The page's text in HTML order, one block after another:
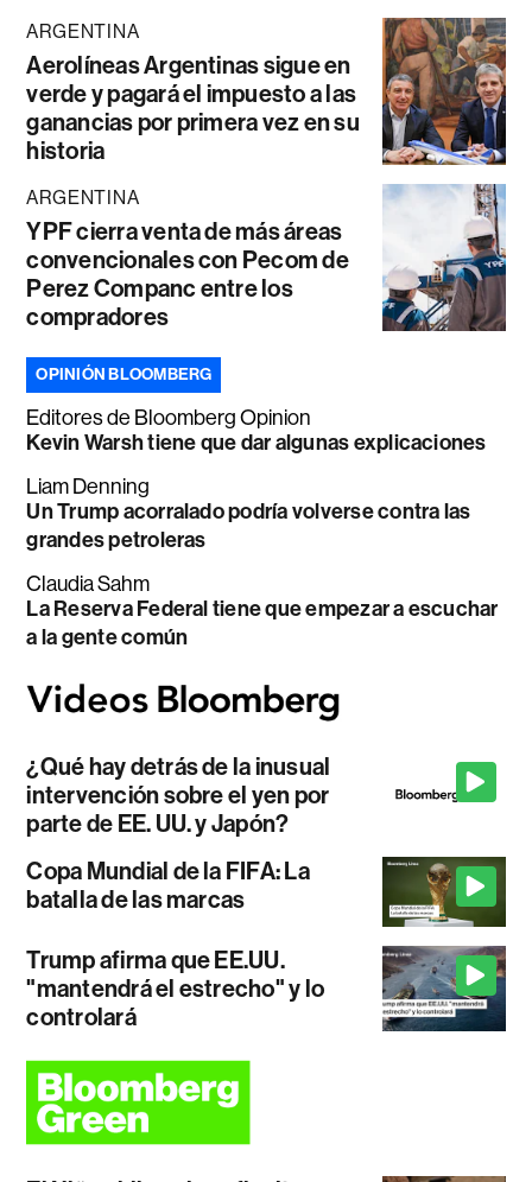
ARGENTINA
Aerolíneas Argentinas sigue en
verde y pagará el impuesto a las
ganancias por primera vez en su
historia
ARGENTINA
YPF cierra venta de más áreas
convencionales con Pecom de
Perez Companc entre los
compradores
OPINIÓN BLOOMBERG
Editores de Bloomberg Opinion
Kevin Warsh tiene que dar algunas explicaciones
Liam Denning
Un Trump acorralado podría volverse contra las
grandes petroleras
Claudia Sahm
La Reserva Federal tiene que empezar a escuchar
a la gente común
¿Qué hay detrás de la inusual
intervención sobre el yen por
parte de EE. UU. y Japón?
Copa Mundial de la FIFA: La
batalla de las marcas
Trump afirma que EE.UU.
"mantendrá el estrecho" y lo
controlará